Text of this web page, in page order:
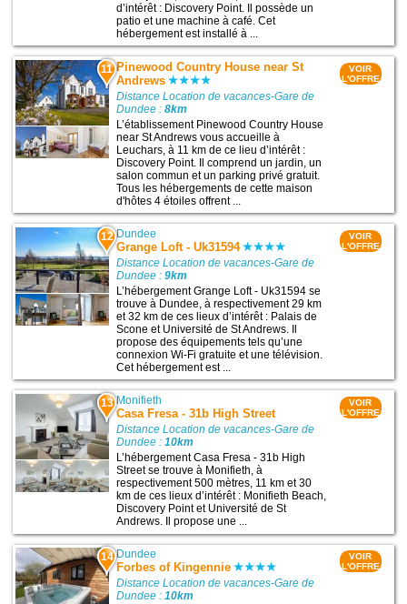
d’intérêt : Discovery Point. Il possède un
patio et une machine à café. Cet
hébergement est installé à ...
11 Pinewood Country House near St
Andrews
Distance Location de vacances-Gare de
Dundee :8km
L’établissement Pinewood Country House
near St Andrews vous accueille à
Leuchars, à 11 km de ce lieu d’intérêt :
Discovery Point. Il comprend un jardin, un
salon commun et un parking privé gratuit.
Tous les hébergements de cette maison
d'hôtes 4 étoiles offrent ...
VOIR
L'OFFRE
12 Dundee
Grange Loft - Uk31594
Distance Location de vacances-Gare de
Dundee :9km
L’hébergement Grange Loft - Uk31594 se
trouve à Dundee, à respectivement 29 km
et 32 km de ces lieux d’intérêt : Palais de
Scone et Université de St Andrews. Il
propose des équipements tels qu’une
connexion Wi-Fi gratuite et une télévision.
Cet hébergement est ...
VOIR
L'OFFRE
13 Monifieth
Casa Fresa - 31b High Street
Distance Location de vacances-Gare de
Dundee :10km
L’hébergement Casa Fresa - 31b High
Street se trouve à Monifieth, à
respectivement 500 mètres, 11 km et 30
km de ces lieux d’intérêt : Monifieth Beach,
Discovery Point et Université de St
Andrews. Il propose une ...
VOIR
L'OFFRE
14 Dundee
Forbes of Kingennie
Distance Location de vacances-Gare de
Dundee :10km
VOIR
L'OFFRE